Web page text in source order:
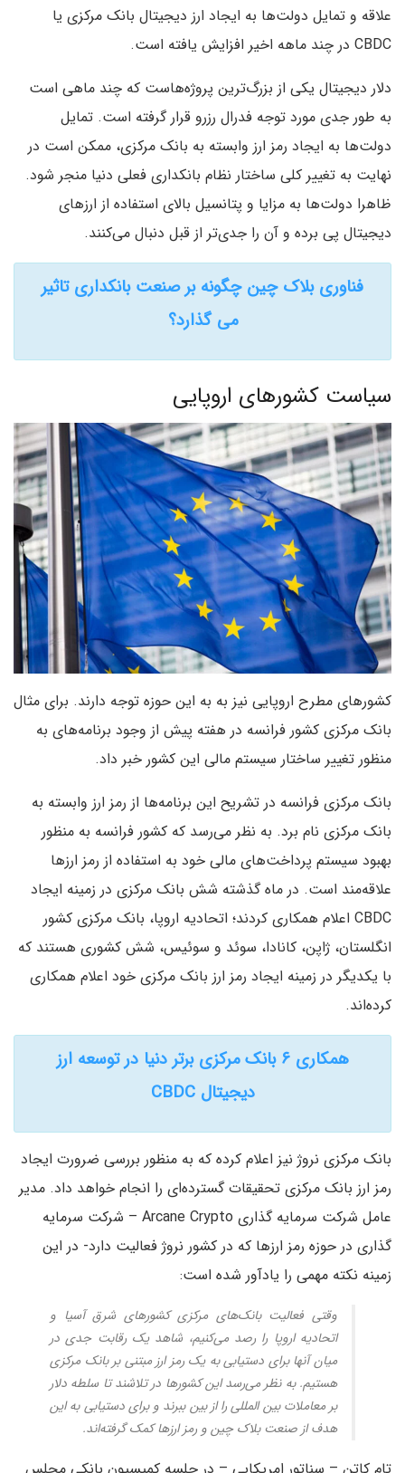
علاقه و تمایل دولت‌ها به ایجاد ارز دیجیتال بانک مرکزی یا
CBDC در چند ماهه اخیر افزایش یافته است.
دلار دیجیتال یکی از بزرگ‌ترین پروژه‌هاست که چند ماهی است
به طور جدی مورد توجه فدرال رزرو قرار گرفته است. تمایل
دولت‌ها به ایجاد رمز ارز وابسته به بانک مرکزی، ممکن است در
نهایت به تغییر کلی ساختار نظام بانکداری فعلی دنیا منجر شود.
ظاهرا دولت‌ها به مزایا و پتانسیل بالای استفاده از ارزهای
دیجیتال پی برده و آن را جدی‌تر از قبل دنبال می‌کنند.
فناوری بلاک چین چگونه بر صنعت بانکداری تاثیر
می گذارد؟
سیاست کشورهای اروپایی
کشورهای مطرح اروپایی نیز به به این حوزه توجه دارند. برای مثال
بانک مرکزی کشور فرانسه در هفته پیش از وجود برنامه‌های به
منظور تغییر ساختار سیستم مالی این کشور خبر داد.
بانک مرکزی فرانسه در تشریح این برنامه‌ها از رمز ارز وابسته به
بانک مرکزی نام برد. به نظر می‌رسد که کشور فرانسه به منظور
بهبود سیستم پرداخت‌های مالی خود به استفاده از رمز ارزها
علاقه‌مند است. در ماه گذشته شش بانک مرکزی در زمینه ایجاد
CBDC اعلام همکاری کردند؛ اتحادیه اروپا، بانک مرکزی کشور
انگلستان، ژاپن، کانادا، سوئد و سوئیس، شش کشوری هستند که
با یکدیگر در زمینه ایجاد رمز ارز بانک مرکزی خود اعلام همکاری
کرده‌اند.
همکاری ۶ بانک مرکزی برتر دنیا در توسعه ارز
دیجیتال CBDC
بانک مرکزی نروژ نیز اعلام کرده که به منظور بررسی ضرورت ایجاد
رمز ارز بانک مرکزی تحقیقات گسترده‌ای را انجام خواهد داد. مدیر
عامل شرکت سرمایه گذاری Arcane Crypto – شرکت سرمایه
گذاری در حوزه رمز ارزها که در کشور نروژ فعالیت دارد- در این
زمینه نکته مهمی را یادآور شده است:
وقتی فعالیت بانک‌های مرکزی کشورهای شرق آسیا و
اتحادیه اروپا را رصد می‌کنیم، شاهد یک رقابت جدی در
میان آنها برای دستیابی به یک رمز ارز مبتنی بر بانک مرکزی
هستیم. به نظر می‌رسد این کشورها در تلاشند تا سلطه دلار
بر معاملات بین المللی را از بین ببرند و برای دستیابی به این
هدف از صنعت بلاک چین و رمز ارزها کمک گرفته‌اند.